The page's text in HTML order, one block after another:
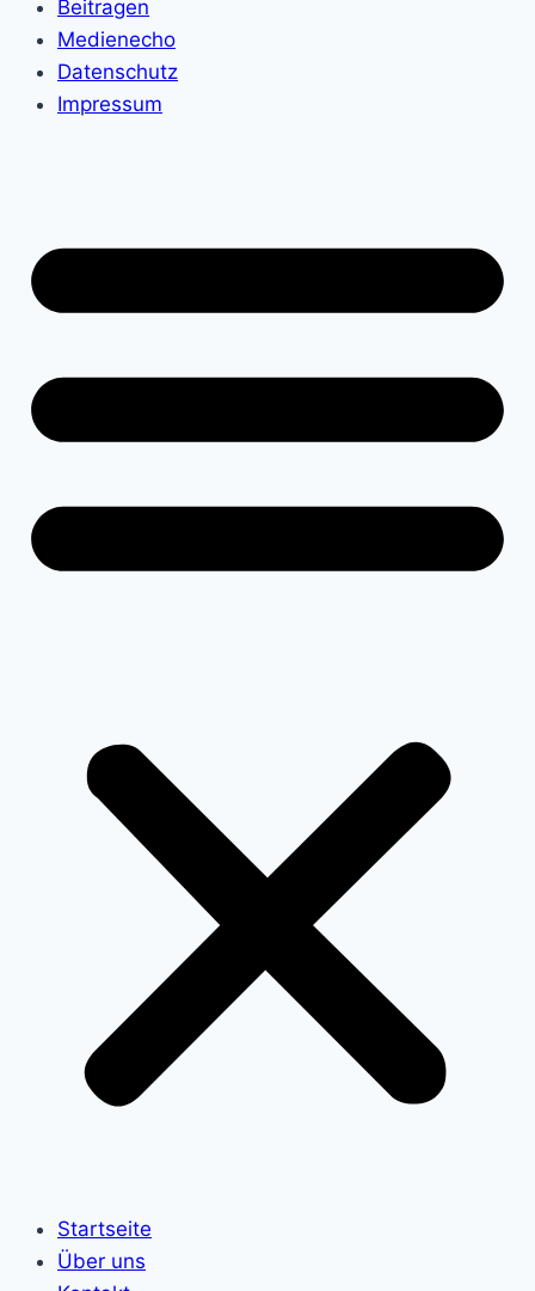
Beitragen
Medienecho
Datenschutz
Impressum
Startseite
Über uns